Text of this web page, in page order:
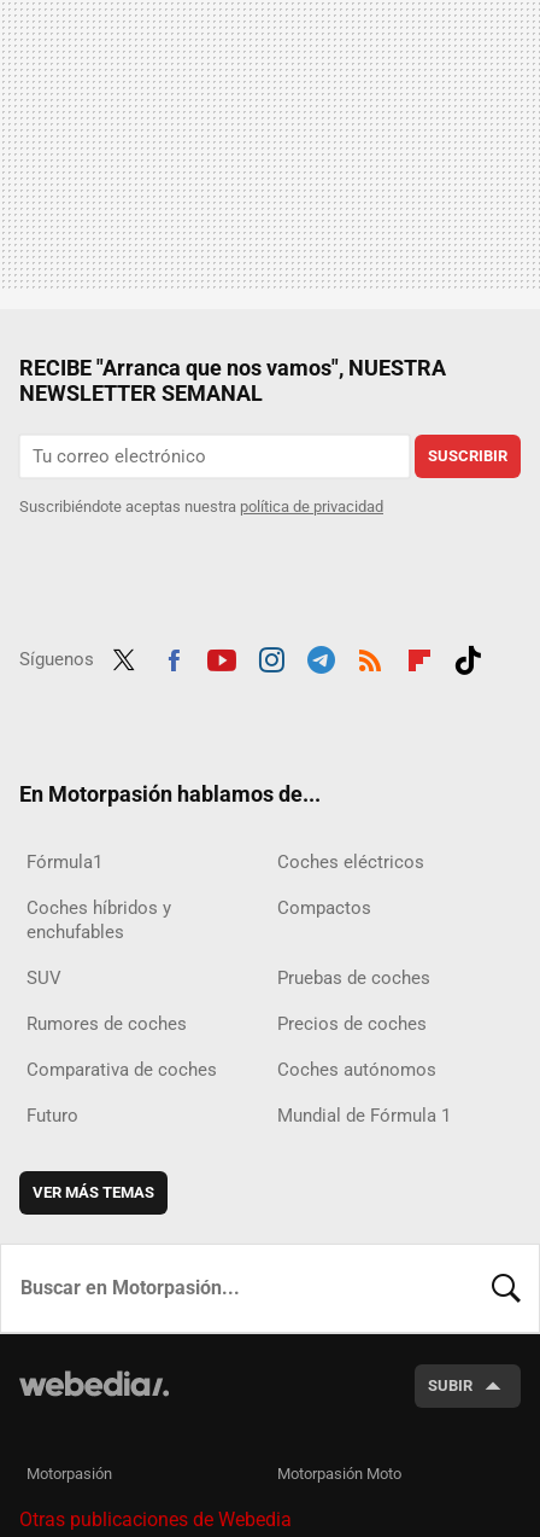
RECIBE "Arranca que nos vamos", NUESTRA
NEWSLETTER SEMANAL
SUSCRIBIR
Suscribiéndote aceptas nuestra política de privacidad
Síguenos
En Motorpasión hablamos de...
Fórmula1 Coches eléctricos
Coches híbridos y
enchufables
Compactos
SUV Pruebas de coches
Rumores de coches Precios de coches
Comparativa de coches Coches autónomos
Futuro Mundial de Fórmula 1
VER MÁS TEMAS
SUBIR
Motorpasión Motorpasión Moto
Otras publicaciones de Webedia